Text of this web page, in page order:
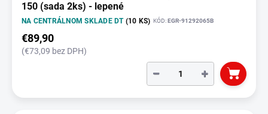
150 (sada 2ks) - lepené
NA CENTRÁLNOM SKLADE DT (10 KS) KÓD:EGR-91292065B
€89,90
(€73,09 bez DPH)
+
−